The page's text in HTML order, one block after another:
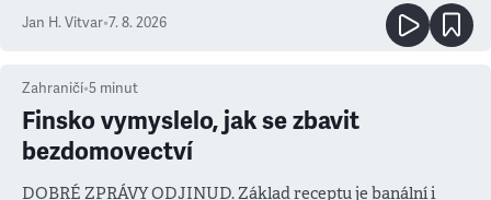
salvy i kritika pokrokářů
Jan H. Vitvar•7. 8. 2026
Zahraničí•5 minut
Finsko vymyslelo, jak se zbavit
bezdomovectví
DOBRÉ ZPRÁVY ODJINUD. Základ receptu je banální i